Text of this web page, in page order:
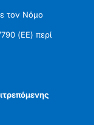
τον Νόμο
(ΕΕ) περί